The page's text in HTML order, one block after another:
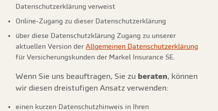
Datenschutzerklärung verweist
Online-Zugang zu dieser Datenschutzerklärung
über diese Datenschutzklärung Zugang zu unserer
aktuellen Version der Allgemeinen Datenschutzerklärung
für Versicherungskunden der Markel Insurance SE.
Wenn Sie uns beauftragen, Sie zu beraten, können
wir diesen dreistufigen Ansatz verwenden:
einen kurzen Datenschutzhinweis in Ihren